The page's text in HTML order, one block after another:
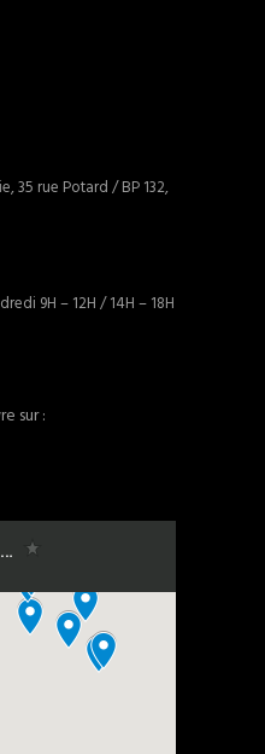
35 rue Potard / BP 132,
9H – 12H / 14H – 18H
sur :